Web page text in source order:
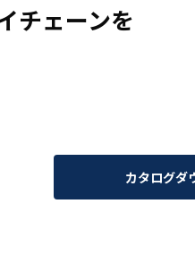
チェーンを
カタログダ